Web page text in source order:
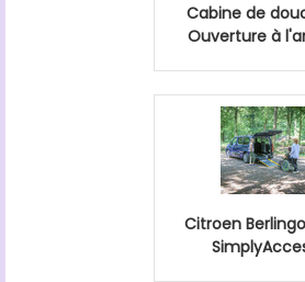
Cabine de
Ouverture à
Citroen